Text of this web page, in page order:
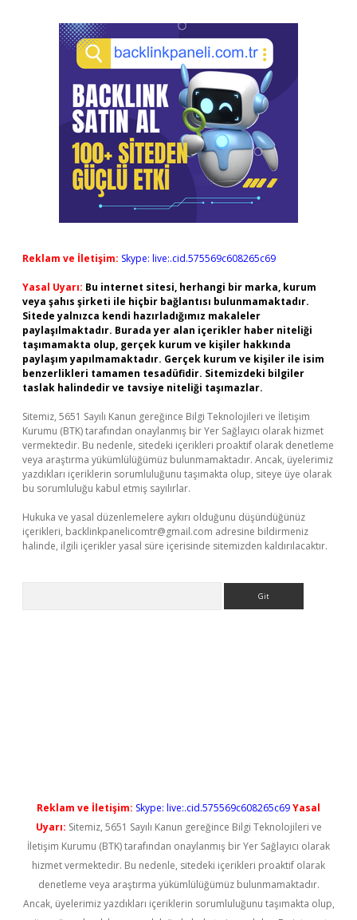
Reklam ve İletişim: Skype: live:.cid.575569c608265c69
Yasal Uyarı: Bu internet sitesi, herhangi bir marka, kurum
veya şahıs şirketi ile hiçbir bağlantısı bulunmamaktadır.
Sitede yalnızca kendi hazırladığımız makaleler
paylaşılmaktadır. Burada yer alan içerikler haber niteliği
taşımamakta olup, gerçek kurum ve kişiler hakkında
paylaşım yapılmamaktadır. Gerçek kurum ve kişiler ile isim
benzerlikleri tamamen tesadüfidir. Sitemizdeki bilgiler
taslak halindedir ve tavsiye niteliği taşımazlar.
Sitemiz, 5651 Sayılı Kanun gereğince Bilgi Teknolojileri ve İletişim
Kurumu (BTK) tarafından onaylanmış bir Yer Sağlayıcı olarak hizmet
vermektedir. Bu nedenle, sitedeki içerikleri proaktif olarak denetleme
veya araştırma yükümlülüğümüz bulunmamaktadır. Ancak, üyelerimiz
yazdıkları içeriklerin sorumluluğunu taşımakta olup, siteye üye olarak
bu sorumluluğu kabul etmiş sayılırlar.
Hukuka ve yasal düzenlemelere aykırı olduğunu düşündüğünüz
içerikleri, backlinkpanelicomtr@gmail.com adresine bildirmeniz
halinde, ilgili içerikler yasal süre içerisinde sitemizden kaldırılacaktır.
Reklam ve İletişim: Skype: live:.cid.575569c608265c69Yasal
Uyarı: Sitemiz, 5651 Sayılı Kanun gereğince Bilgi Teknolojileri ve
İletişim Kurumu (BTK) tarafından onaylanmış bir Yer Sağlayıcı olarak
hizmet vermektedir. Bu nedenle, sitedeki içerikleri proaktif olarak
denetleme veya araştırma yükümlülüğümüz bulunmamaktadır.
Ancak, üyelerimiz yazdıkları içeriklerin sorumluluğunu taşımakta olup,